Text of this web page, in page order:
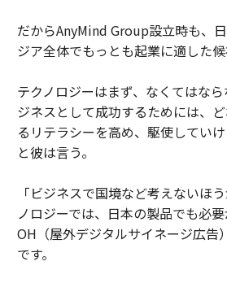
だからAnyMind Group設立時も、
ジア全体でもっとも起業に適した候
テクノロジーはまず、なくてはな
ジネスとして成功するためには、
るリテラシーを高め、駆使してい
と彼は言う。
「ビジネスで国境など考えないほ
ノロジーでは、日本の製品でも必
OH（屋外デジタルサイネージ広告
です。